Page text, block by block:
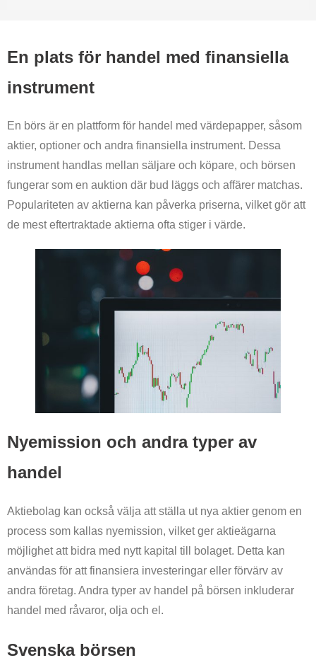
Alternativa investeringar
Bästa ekonomipoddar
En plats för handel med finansiella
instrument
En börs är en plattform för handel med värdepapper, såsom
aktier, optioner och andra finansiella instrument. Dessa
instrument handlas mellan säljare och köpare, och börsen
fungerar som en auktion där bud läggs och affärer matchas.
Populariteten av aktierna kan påverka priserna, vilket gör att
de mest eftertraktade aktierna ofta stiger i värde.
Nyemission och andra typer av
handel
Aktiebolag kan också välja att ställa ut nya aktier genom en
process som kallas nyemission, vilket ger aktieägarna
möjlighet att bidra med nytt kapital till bolaget. Detta kan
användas för att finansiera investeringar eller förvärv av
andra företag. Andra typer av handel på börsen inkluderar
handel med råvaror, olja och el.
Svenska börsen